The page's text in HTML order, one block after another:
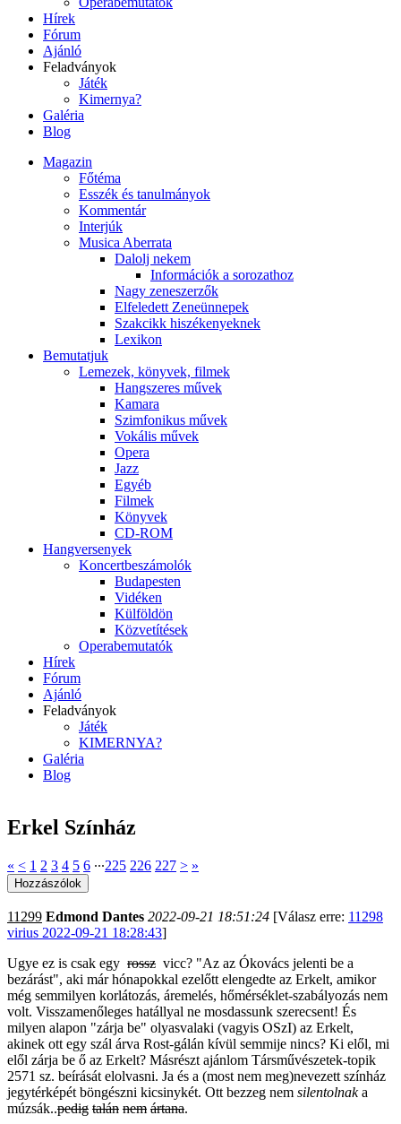
Hírek
Fórum
Ajánló
Feladványok
Játék
Kimernya?
Galéria
Blog
Magazin
Főtéma
Esszék és tanulmányok
Kommentár
Interjúk
Musica Aberrata
Dalolj nekem
Információk a sorozathoz
Nagy zeneszerzők
Elfeledett Zeneünnepek
Szakcikk hiszékenyeknek
Lexikon
Bemutatjuk
Lemezek, könyvek, filmek
Hangszeres művek
Kamara
Szimfonikus művek
Vokális művek
Opera
Jazz
Egyéb
Filmek
Könyvek
CD-ROM
Hangversenyek
Koncertbeszámolók
Budapesten
Vidéken
Külföldön
Közvetítések
Operabemutatók
Hírek
Fórum
Ajánló
Feladványok
Játék
KIMERNYA?
Galéria
Blog
Erkel Színház
« < 1 2 3 4 5 6 ∙∙∙225 226 227 > »
11299 Edmond Dantes 2022-09-21 18:51:24 [Válasz erre: 11298
virius 2022-09-21 18:28:43]
Ugye ez is csak egy rossz vicc? "Az az Ókovács jelenti be a
bezárást", aki már hónapokkal ezelőtt elengedte az Erkelt, amikor
még semmilyen korlátozás, áremelés, hőmérséklet-szabályozás nem
volt. Visszamenőleges hatállyal ne mosdassunk szerecsent! És
milyen alapon "zárja be" olyasvalaki (vagyis OSzI) az Erkelt,
akinek ott egy szál árva Rost-gálán kívül semmije nincs? Ki elől, mi
elől zárja be ő az Erkelt? Másrészt ajánlom Társművészetek-topik
2571 sz. beírását elolvasni. Ja és a (most nem meg)nevezett színház
jegytérképét böngészni kicsinykét. Ott bezzeg nem silentolnaka
múzsák..pedig talán nem ártana.